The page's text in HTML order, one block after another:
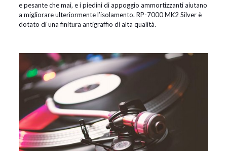
e pesante che mai, e i piedini di appoggio ammortizzanti aiutano
a migliorare ulteriormente l’isolamento. RP-7000 MK2 Silver è
dotato di una finitura antigraffio di alta qualità.